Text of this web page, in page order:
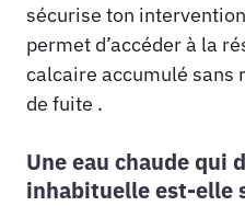
sécurise ton
permet d’accéder à la
calcaire accumulé sans
de fuite .
Une eau chaude qui
inhabituelle est-elle